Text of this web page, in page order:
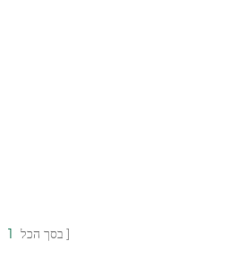
בסך הכל 1